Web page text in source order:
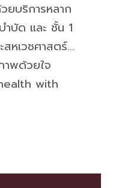
ยบริการหลาก
บัด และ ชั้น 1
หเวชศาสตร์…
าพด้วยใจ
with